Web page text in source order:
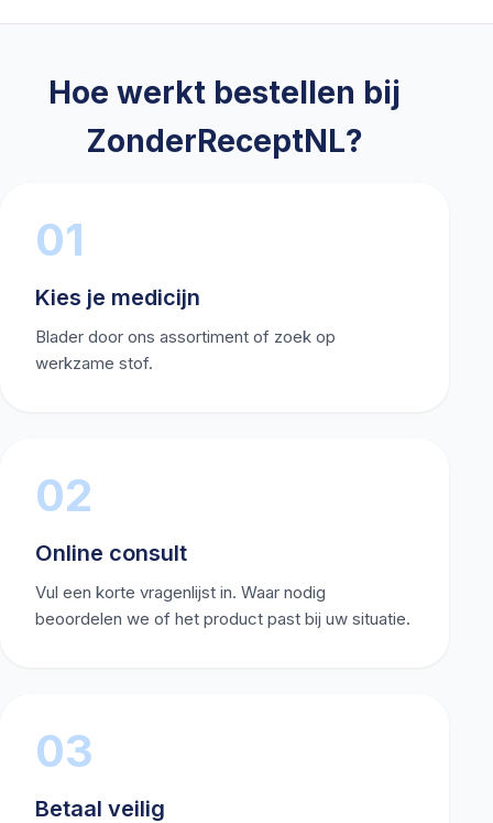
Hoe werkt bestellen bij
ZonderReceptNL?
01
Kies je medicijn
Blader door ons assortiment of zoek op
werkzame stof.
02
Online consult
Vul een korte vragenlijst in. Waar nodig
beoordelen we of het product past bij uw situatie.
03
Betaal veilig